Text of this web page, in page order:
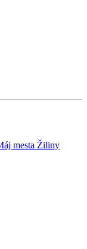
mesta Žiliny